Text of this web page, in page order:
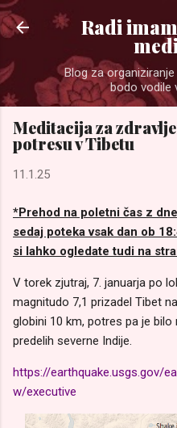
Radi
Blog za
bodo vodile
Meditacija za
potresu v Tibetu
11.1.25
*Prehod na poletni čas z
sedaj poteka vsak dan ob
si lahko ogledate tudi na
V torek zjutraj, 7. januarja po
magnitudo 7,1 prizadel Tibet
globini 10 km, potres pa je
predelih severne Indije.
https://earthquake.usgs.gov/
w/executive